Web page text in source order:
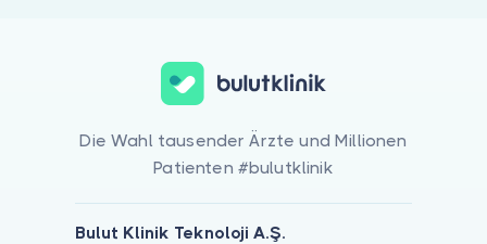
Die Wahl tausender Ärzte und Millionen
Patienten #bulutklinik
Bulut Klinik Teknoloji A.Ş.